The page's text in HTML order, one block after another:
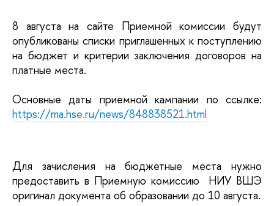
8 августа на сайте Приемной комиссии будут
опубликованы списки приглашенных к поступлению
на бюджет и критерии заключения договоров на
платные места.
Основные даты приемной кампании по ссылке:
https://ma.hse.ru/news/848838521.html
Для зачисления на бюджетные места нужно
предоставить в Приемную комиссию НИУ ВШЭ
оригинал документа об образовании до 10 августа.